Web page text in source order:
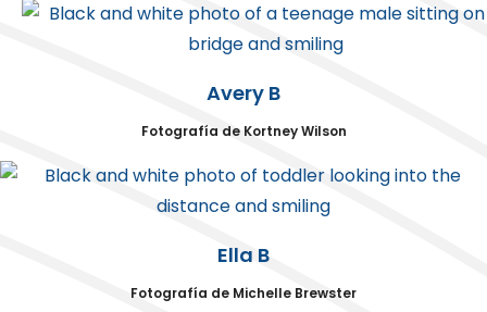
Avery B
Fotografía de Kortney Wilson
Ella B
Fotografía de Michelle Brewster